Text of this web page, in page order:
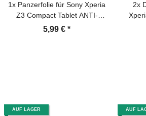
1x Panzerfolie für Sony Xperia
Z3 Compact Tablet ANTI-
SCHOCK Displayschutz KLAR
5,99 € *
2x
AUF LAGER AUF